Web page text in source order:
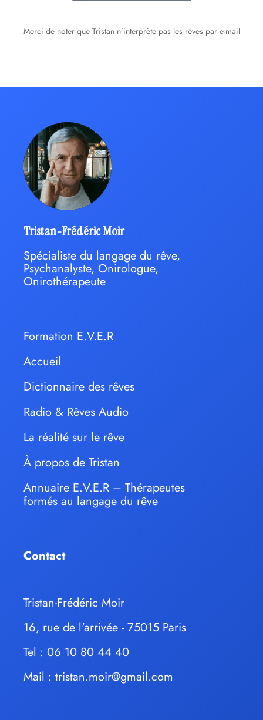
Merci de noter que Tristan n’interprète pas les rêves par e-mail
Tristan-Frédéric Moir
Spécialiste du langage du rêve,
Psychanalyste, Onirologue,
Onirothérapeute
Formation E.V.E.R
Accueil
Dictionnaire des rêves
Radio & Rêves Audio
La réalité sur le rêve
À propos de Tristan
Annuaire E.V.E.R – Thérapeutes
formés au langage du rêve
Contact
Tristan-Frédéric Moir
16, rue de l'arrivée - 75015 Paris
Tel : 06 10 80 44 40
Mail : tristan.moir@gmail.com